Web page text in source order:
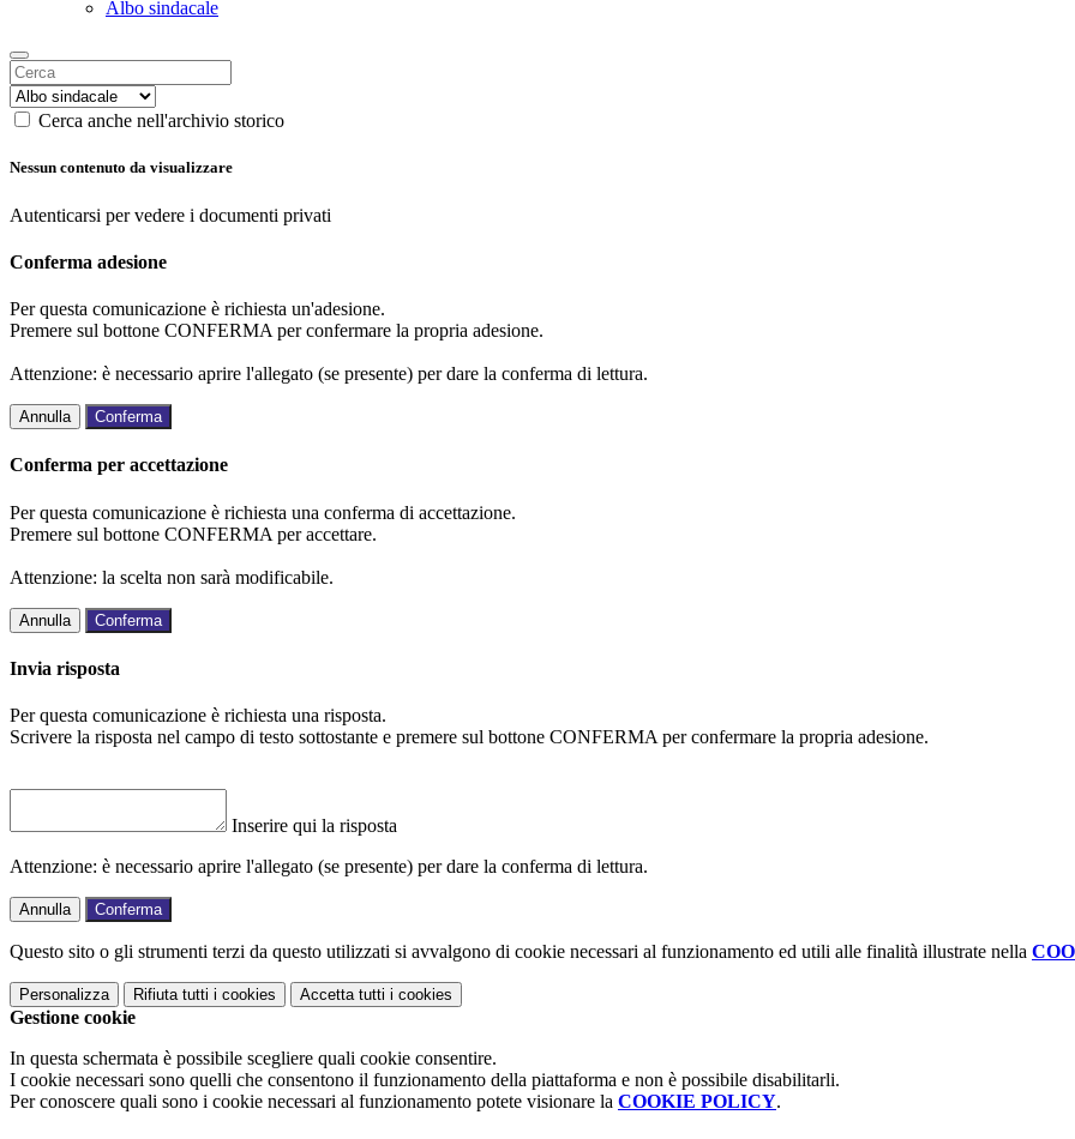
Albo sindacale
Cerca anche nell'archivio storico
Nessun contenuto da visualizzare
Autenticarsi per vedere i documenti privati
Conferma adesione
Per questa comunicazione è richiesta un'adesione.
Premere sul bottone CONFERMA per confermare la propria adesione.
Attenzione: è necessario aprire l'allegato (se presente) per dare la conferma di lettura.
Annulla Conferma
Conferma per accettazione
Per questa comunicazione è richiesta una conferma di accettazione.
Premere sul bottone CONFERMA per accettare.
Attenzione: la scelta non sarà modificabile.
Annulla Conferma
Invia risposta
Per questa comunicazione è richiesta una risposta.
Scrivere la risposta nel campo di testo sottostante e premere sul bottone CONFERMA per confermare la propria adesione.
Inserire qui la risposta
Attenzione: è necessario aprire l'allegato (se presente) per dare la conferma di lettura.
Annulla Conferma
Questo sito o gli strumenti terzi da questo utilizzati si avvalgono di cookie necessari al funzionamento ed utili alle finalità illustrate nella
Personalizza Rifiuta tutti i cookies Accetta tutti i cookies
Gestione cookie
In questa schermata è possibile scegliere quali cookie consentire.
I cookie necessari sono quelli che consentono il funzionamento della piattaforma e non è possibile disabilitarli.
Per conoscere quali sono i cookie necessari al funzionamento potete visionare la COOKIE POLICY.